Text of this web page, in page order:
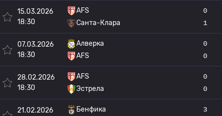
15.03.2026
18:30
AFS
Санта-Клара
0
1
07.03.2026
18:30
Алверка
AFS
0
0
28.02.2026
18:30
AFS
Эстрела
0
0
21.02.2026
Бенфика
3